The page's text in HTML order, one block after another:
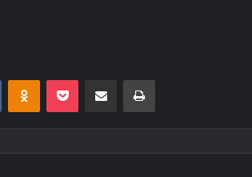
VKontakteOdnoklassniki
Pocket E-Posta ile paylaş Yazdır